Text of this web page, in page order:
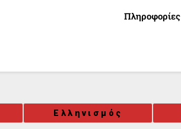
Πληροφορίες
Ελληνισμός